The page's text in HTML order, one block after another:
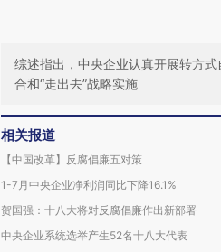
综述指出，中央企业认真开展转方
合和“走出去”战略实施
相关报道
【中国改革】反腐倡廉五对策
1-7月中央企业净利润同比下降16.1%
贺国强：十八大将对反腐倡廉作出新部署
中央企业系统选举产生52名十八大代表